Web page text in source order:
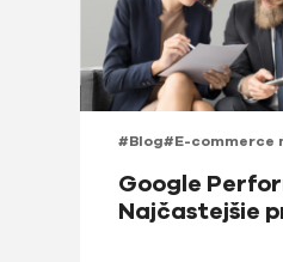
#Blog#E-commerce
Google
Najčastejšie